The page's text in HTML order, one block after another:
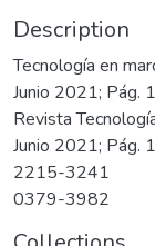
Description
Tecnología en
Junio 2021; Pág.
Revista
Junio 2021; Pág.
2215-3241
0379-3982